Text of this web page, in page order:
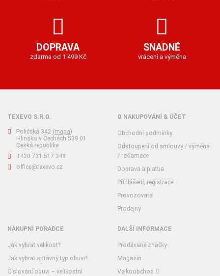
DOPRAVA
zdarma od 1 499 Kč
SNADNÉ
vrácení a výměna
TEXEVO S.R.O.
Poličská 342 (mapa)
Hlinsko v Čechách 539 01
Česká republika
+420 731 517 349
office@texevo.cz
O NAKUPOVÁNÍ & ÚČET
Obchodní podmínky
Odstoupení od smlouvy / výměna
/ reklamace
Doprava a platba
Přihlášení, registrace
Provozovatel
Prodejny
NÁKUPNÍ PORADCE
Jak vybrat velikost?
Jak vybrat správný typ obuvi?
Číslování obuvi – velikostní
DALŠÍ INFORMACE
Prodávané značky
Magazín
Velkoobchod